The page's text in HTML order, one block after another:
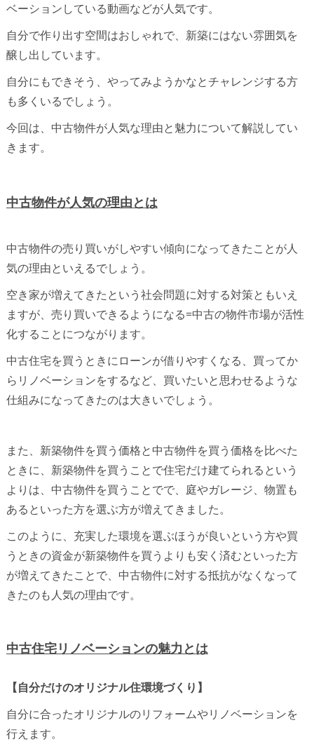
ベーションしている動画などが人気です。
自分で作り出す空間はおしゃれで、新築にはない雰囲気を
醸し出しています。
自分にもできそう、やってみようかなとチャレンジする方
も多くいるでしょう。
今回は、中古物件が人気な理由と魅力について解説してい
きます。
中古物件が人気の理由とは
中古物件の売り買いがしやすい傾向になってきたことが人
気の理由といえるでしょう。
空き家が増えてきたという社会問題に対する対策ともいえ
ますが、売り買いできるようになる=中古の物件市場が活性
化することにつながります。
中古住宅を買うときにローンが借りやすくなる、買ってか
らリノベーションをするなど、買いたいと思わせるような
仕組みになってきたのは大きいでしょう。
また、新築物件を買う価格と中古物件を買う価格を比べた
ときに、新築物件を買うことで住宅だけ建てられるという
よりは、中古物件を買うことでで、庭やガレージ、物置も
あるといった方を選ぶ方が増えてきました。
このように、充実した環境を選ぶほうが良いという方や買
うときの資金が新築物件を買うよりも安く済むといった方
が増えてきたことで、中古物件に対する抵抗がなくなって
きたのも人気の理由です。
中古住宅リノベーションの魅力とは
【自分だけのオリジナル住環境づくり】
自分に合ったオリジナルのリフォームやリノベーションを
行えます。